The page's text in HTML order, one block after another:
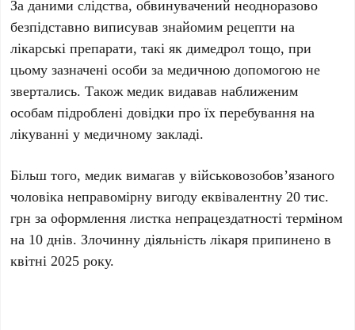
За даними слідства, обвинувачений неодноразово
безпідставно виписував знайомим рецепти на
лікарські препарати, такі як димедрол тощо, при
цьому зазначені особи за медичною допомогою не
звертались. Також медик видавав наближеним
особам підроблені довідки про їх перебування на
лікуванні у медичному закладі.
Більш того, медик вимагав у військовозобов’язаного
чоловіка неправомірну вигоду еквівалентну 20 тис.
грн за оформлення листка непрацездатності терміном
на 10 днів. Злочинну діяльність лікаря припинено в
квітні 2025 року.